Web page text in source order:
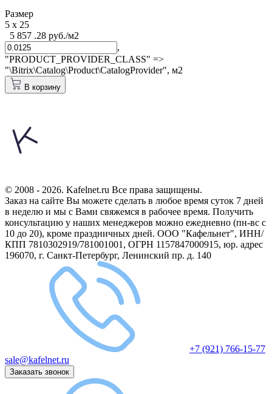
Размер
5 x 25
5 857 .28 руб./м2
,
"PRODUCT_PROVIDER_CLASS" =>
"\Bitrix\Catalog\Product\CatalogProvider", м2
В корзину
© 2008 - 2026. Kafelnet.ru Все права защищены.
Заказ на сайте Вы можете сделать в любое время суток 7 дней
в неделю и мы с Вами свяжемся в рабочее время. Получить
консультацию у наших менеджеров можно ежедневно (пн-вс с
10 до 20), кроме праздничных дней. ООО "Кафельнет", ИНН/
КПП 7810302919/781001001, ОГРН 1157847000915, юр. адрес
196070, г. Санкт-Петербург, Ленинский пр. д. 140
+7 (921) 766-15-77
sale@kafelnet.ru
Заказать звонок